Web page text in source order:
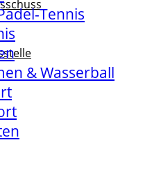
Tennis
& Wasserball